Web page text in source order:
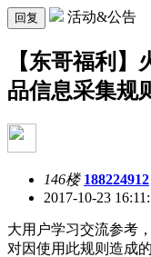
回复 活动&公告
【东哥福利
品信息采集规
146楼 188224912
2017-10-23
大用户学习交流参考
对因使用此规则造成